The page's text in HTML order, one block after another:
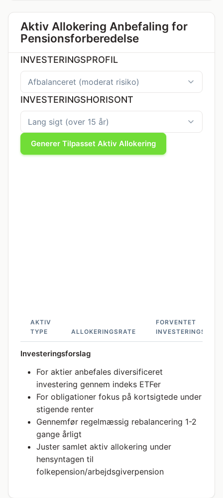
Aktiv Allokering Anbefaling for
Pensionsforberedelse
INVESTERINGSPROFIL
INVESTERINGSHORISONT
Generer Tilpasset Aktiv Allokering
AKTIV
TYPE
ALLOKERINGSRATE
FORVENTET
Investeringsforslag
For aktier anbefales diversificeret
investering gennem indeks ETFer
For obligationer fokus på kortsigtede under
stigende renter
Gennemfør regelmæssig rebalancering 1-2
gange årligt
Juster samlet aktiv allokering under
hensyntagen til
folkepension/arbejdsgiverpension